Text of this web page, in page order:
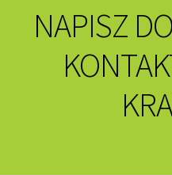
NAPISZ